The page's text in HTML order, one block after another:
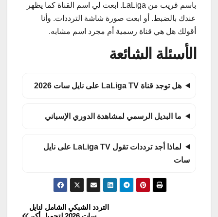
باسم قريب من LaLiga. ابعت لي اسم القناة كما يظهر
عندك بالضبط. أو ابعت صورة شاشة الترددات. وأنا
أقولك هل هي قناة رسمية أم مجرد اسم مشابه.
الأسئلة الشائعة
هل توجد قناة LaLiga TV على نايل سات 2026
ما البديل الرسمي لمشاهدة الدوري الإسباني
لماذا أجد ترددات تقول LaLiga TV على نايل
سات
التردد الشبكي الشامل لنايل